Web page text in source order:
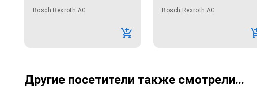
Bosch Rexroth AG Bosch Rexroth AG
Другие посетители также смотрели...